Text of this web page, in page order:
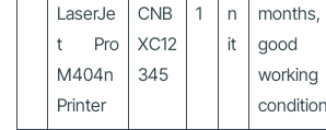
LaserJe
t Pro
M404n
Printer
CNB
XC12
345
1
n
it
good
working
condition